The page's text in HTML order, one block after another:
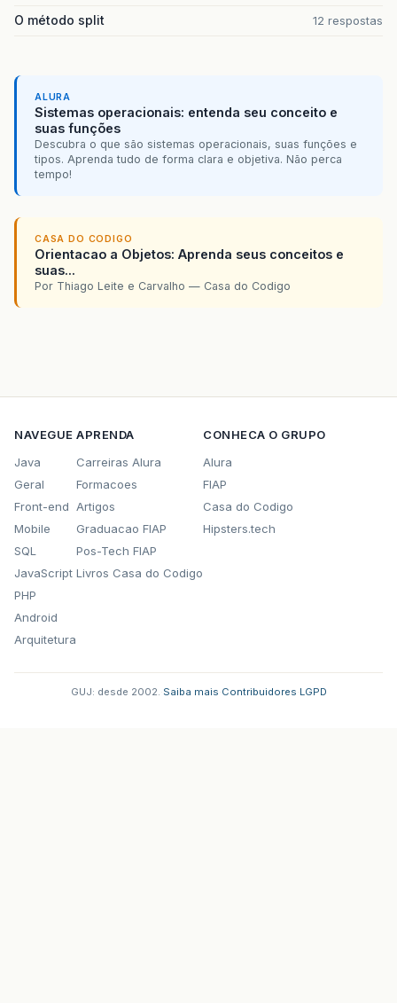
O método split 12 respostas
ALURA
Sistemas operacionais: entenda seu conceito e
suas funções
Descubra o que são sistemas operacionais, suas funções e
tipos. Aprenda tudo de forma clara e objetiva. Não perca
tempo!
CASA DO CODIGO
Orientacao a Objetos: Aprenda seus conceitos e
suas...
Por Thiago Leite e Carvalho — Casa do Codigo
NAVEGUE
Java
Geral
Front-end
Mobile
SQL
JavaScript
PHP
Android
Arquitetura
APRENDA
Carreiras Alura
Formacoes
Artigos
Graduacao FIAP
Pos-Tech FIAP
Livros Casa do Codigo
CONHECA O GRUPO
Alura
FIAP
Casa do Codigo
Hipsters.tech
GUJ: desde 2002. Saiba mais Contribuidores LGPD